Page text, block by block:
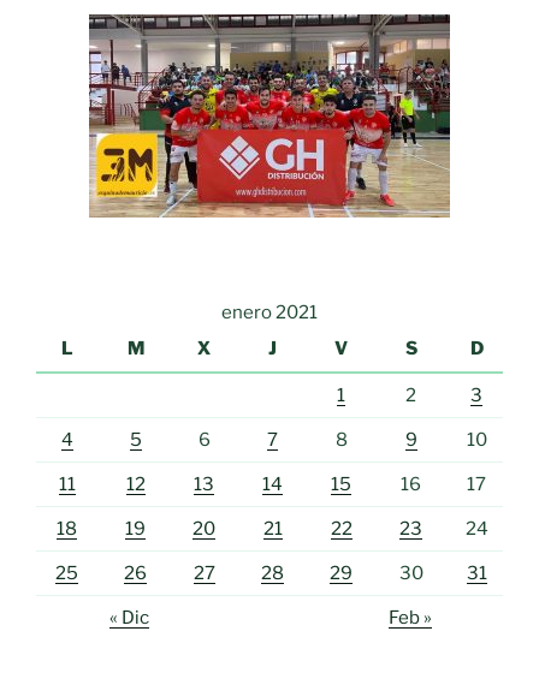
enero 2021
L
M X J V S D
1 2 3
4 5 6 7 8 9 10
11 12 13 14 15 16 17
18 19 20 21 22 23 24
25 26 27 28 29 30 31
« Dic Feb »